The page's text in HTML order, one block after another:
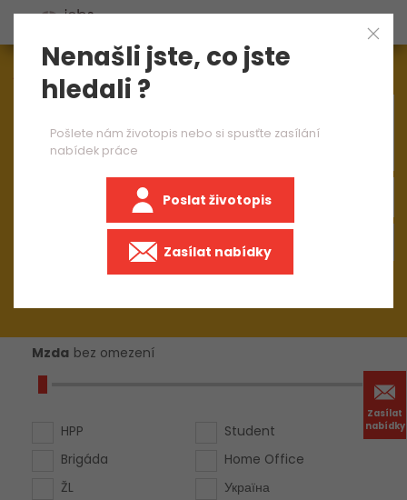
Zasílat
nabídky
Aktuálně1544nabídek práce
Mzda bez omezení
HPP
Brigáda
ŽL
Student
Home Office
Україна
Nenašli jste, co jste
hledali ?
Pošlete nám životopis nebo si spusťte zasílání
nabídek práce
Poslat životopis
Zasílat nabídky